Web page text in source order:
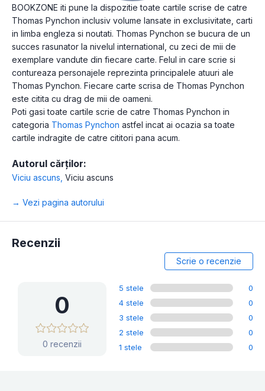
BOOKZONE iti pune la dispozitie toate cartile scrise de catre
Thomas Pynchon inclusiv volume lansate in exclusivitate, carti
in limba engleza si noutati. Thomas Pynchon se bucura de un
succes rasunator la nivelul international, cu zeci de mii de
exemplare vandute din fiecare carte. Felul in care scrie si
contureaza personajele reprezinta principalele atuuri ale
Thomas Pynchon. Fiecare carte scrisa de Thomas Pynchon
este citita cu drag de mii de oameni.
Poti gasi toate cartile scrie de catre Thomas Pynchon in
categoria Thomas Pynchon astfel incat ai ocazia sa toate
cartile indragite de catre cititori pana acum.
Autorul cărților:
Viciu ascuns Viciu ascuns
→ Vezi pagina autorului
Recenzii
Scrie o recenzie
0
0 recenzii
5 stele
0
4 stele
0
3 stele
0
2 stele
0
1 stele
0